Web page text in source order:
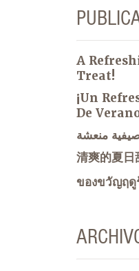
A
Treat!
¡Un
De
清爽的夏日
ของขวัญฤ